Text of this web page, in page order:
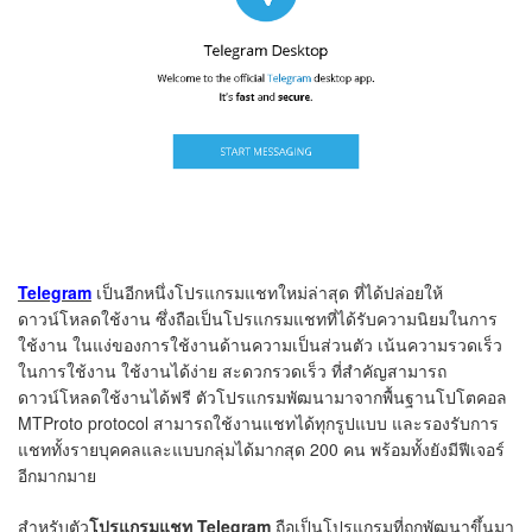
Telegram เป็นอีกหนึ่งโปรแกรมแชทใหม่ล่าสุด ที่ได้ปล่อยให้
ดาวน์โหลดใช้งาน ซึ่งถือเป็นโปรแกรมแชทที่ได้รับความนิยมในการ
ใช้งาน ในแง่ของการใช้งานด้านความเป็นส่วนตัว เน้นความรวดเร็ว
ในการใช้งาน ใช้งานได้ง่าย สะดวกรวดเร็ว ที่สำคัญสามารถ
ดาวน์โหลดใช้งานได้ฟรี ตัวโปรแกรมพัฒนามาจากพื้นฐานโปโตคอล
MTProto protocol สามารถใช้งานแชทได้ทุกรูปแบบ และรองรับการ
แชททั้งรายบุคคลและแบบกลุ่มได้มากสุด 200 คน พร้อมทั้งยังมีฟีเจอร์
อีกมากมาย
สำหรับตัวโปรแกรมแชท Telegram ถือเป็นโปรแกรมที่ถูกพัฒนาขึ้นมา